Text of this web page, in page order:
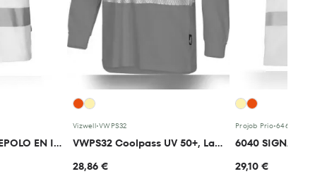
6008 SIGNALISATIEPOLO EN ISO 20471 KLASSE 2
Vizwell•VWPS32
VWPS32 Coolpass UV 50+, Langarm-Poloshirt
28,86 €
Projob Prio•646040
29,10 €